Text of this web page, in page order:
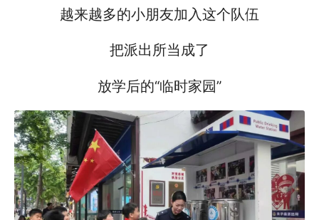
越来越多的小朋友加入这个队伍
把派出所当成了
放学后的“临时家园”